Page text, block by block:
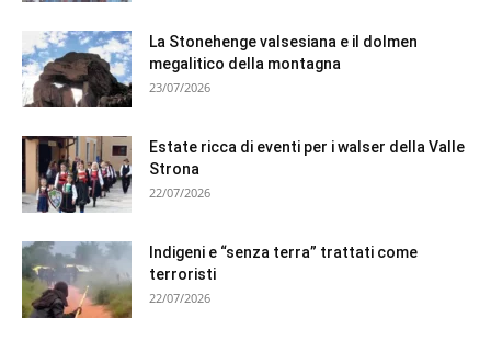
La Stonehenge valsesiana e il dolmen
megalitico della montagna
23/07/2026
Estate ricca di eventi per i walser della Valle
Strona
22/07/2026
Indigeni e “senza terra” trattati come
terroristi
22/07/2026